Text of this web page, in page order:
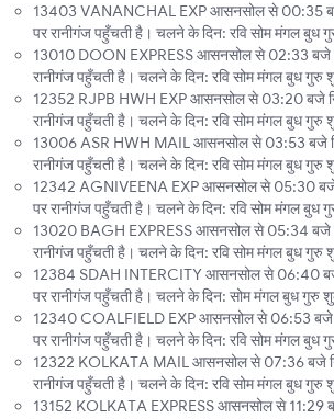
13403 VANANCHAL EXP आसनसोल से 00:35
पर रानीगंज पहुँचती है। चलने के दिन: रवि सोम मंगल बुध
13010 DOON EXPRESS आसनसोल से 02:33 बजे
रानीगंज पहुँचती है। चलने के दिन: रवि सोम मंगल बुध गुरु
12352 RJPB HWH EXP आसनसोल से 03:20 बजे
रानीगंज पहुँचती है। चलने के दिन: रवि सोम मंगल बुध गुरु
13006 ASR HWH MAIL आसनसोल से 03:53 बजे
रानीगंज पहुँचती है। चलने के दिन: रवि सोम मंगल बुध गुरु
12342 AGNIVEENA EXP आसनसोल से 05:30
पर रानीगंज पहुँचती है। चलने के दिन: रवि सोम मंगल बुध
13020 BAGH EXPRESS आसनसोल से 05:34 बजे
रानीगंज पहुँचती है। चलने के दिन: रवि सोम मंगल बुध गुरु
12384 SDAH INTERCITY आसनसोल से 06:40
पर रानीगंज पहुँचती है। चलने के दिन: सोम मंगल बुध गुरु
12340 COALFIELD EXP आसनसोल से 06:53
पर रानीगंज पहुँचती है। चलने के दिन: रवि सोम मंगल बुध
12322 KOLKATA MAIL आसनसोल से 07:36 बजे
रानीगंज पहुँचती है। चलने के दिन: रवि सोम मंगल बुध गुरु
13152 KOLKATA EXPRESS आसनसोल से 11:29